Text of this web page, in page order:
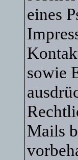
eines
sowie
Mails